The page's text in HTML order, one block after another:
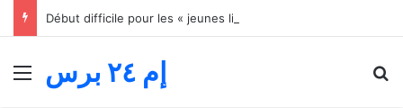
Menu إم ٢٤ برس